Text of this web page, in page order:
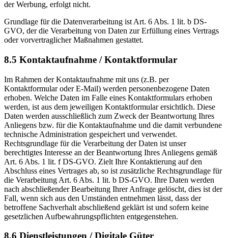
der Werbung, erfolgt nicht.
Grundlage für die Datenverarbeitung ist Art. 6 Abs. 1 lit. b DS-
GVO, der die Verarbeitung von Daten zur Erfüllung eines Vertrags
oder vorvertraglicher Maßnahmen gestattet.
8.5 Kontaktaufnahme / Kontaktformular
Im Rahmen der Kontaktaufnahme mit uns (z.B. per
Kontaktformular oder E-Mail) werden personenbezogene Daten
erhoben. Welche Daten im Falle eines Kontaktformulars erhoben
werden, ist aus dem jeweiligen Kontaktformular ersichtlich. Diese
Daten werden ausschließlich zum Zweck der Beantwortung Ihres
Anliegens bzw. für die Kontaktaufnahme und die damit verbundene
technische Administration gespeichert und verwendet.
Rechtsgrundlage für die Verarbeitung der Daten ist unser
berechtigtes Interesse an der Beantwortung Ihres Anliegens gemäß
Art. 6 Abs. 1 lit. f DS-GVO. Zielt Ihre Kontaktierung auf den
Abschluss eines Vertrages ab, so ist zusätzliche Rechtsgrundlage für
die Verarbeitung Art. 6 Abs. 1 lit. b DS-GVO. Ihre Daten werden
nach abschließender Bearbeitung Ihrer Anfrage gelöscht, dies ist der
Fall, wenn sich aus den Umständen entnehmen lässt, dass der
betroffene Sachverhalt abschließend geklärt ist und sofern keine
gesetzlichen Aufbewahrungspflichten entgegenstehen.
8.6 Dienstleistungen / Digitale Güter